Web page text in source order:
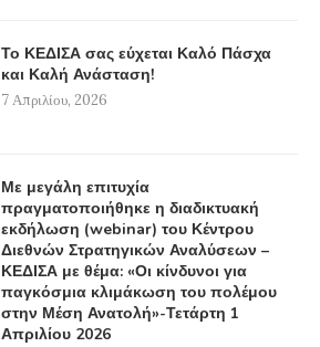
Το ΚΕΔΙΣΑ σας εύχεται Καλό Πάσχα
και Καλή Ανάσταση!
7 Απριλίου, 2026
Με μεγάλη επιτυχία
πραγματοποιήθηκε η διαδικτυακή
εκδήλωση (webinar) του Κέντρου
Διεθνών Στρατηγικών Αναλύσεων –
ΚΕΔΙΣΑ με θέμα: «Οι κίνδυνοι για
παγκόσμια κλιμάκωση του πολέμου
στην Μέση Ανατολή»-Τετάρτη 1
Απριλίου 2026